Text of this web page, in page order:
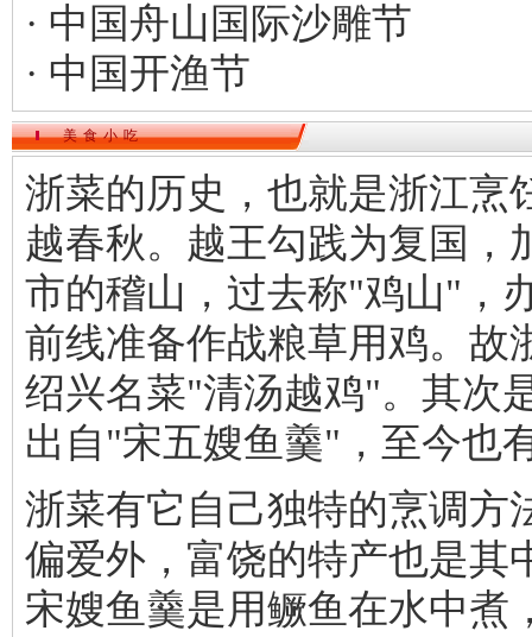
· 中国舟山国际沙雕节
· 中国开渔节
美食小吃
浙菜的历史，也就是浙江烹
越春秋。越王勾践为复国，
市的稽山，过去称"鸡山"，
前线准备作战粮草用鸡。故
绍兴名菜"清汤越鸡"。其次
出自"宋五嫂鱼羹"，至今也
浙菜有它自己独特的烹调方
偏爱外，富饶的特产也是其
宋嫂鱼羹是用鳜鱼在水中煮